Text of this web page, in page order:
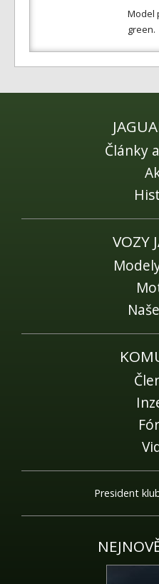
Model
green.
Články
VOZY
President